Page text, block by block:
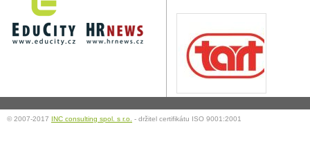
© 2007-2017 INC consulting spol. s r.o. - držitel certifikátu ISO 9001:2001